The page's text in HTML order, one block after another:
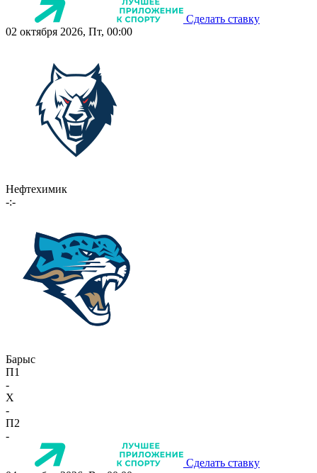
Сделать ставку
02 октября 2026, Пт, 00:00
Нефтехимик
-:-
Барыс
П1
-
X
-
П2
-
Сделать ставку